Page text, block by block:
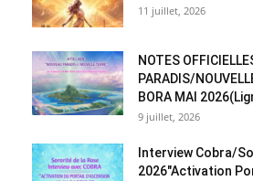
11 juillet, 2026
NOTES
PARADIS/
BORA MAI
9 juillet, 2026
Interview Cobra/
2026″Activation